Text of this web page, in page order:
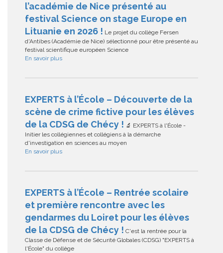
l’académie de Nice présenté au
festival Science on stage Europe en
Lituanie en 2026 ! Le projet du collège Fersen
d'Antibes (Académie de Nice) sélectionné pour être présenté au
festival scientifique européen Science
En savoir plus
EXPERTS à l’École – Découverte de la
scène de crime fictive pour les élèves
de la CDSG de Chécy ! 🔬 EXPERTS à l'École -
Initier les collégiennes et collégiens à la démarche
d'investigation en sciences au moyen
En savoir plus
EXPERTS à l’École – Rentrée scolaire
et première rencontre avec les
gendarmes du Loiret pour les élèves
de la CDSG de Chécy ! C'est la rentrée pour la
Classe de Défense et de Sécurité Globales (CDSG) "EXPERTS à
l'École" du collège